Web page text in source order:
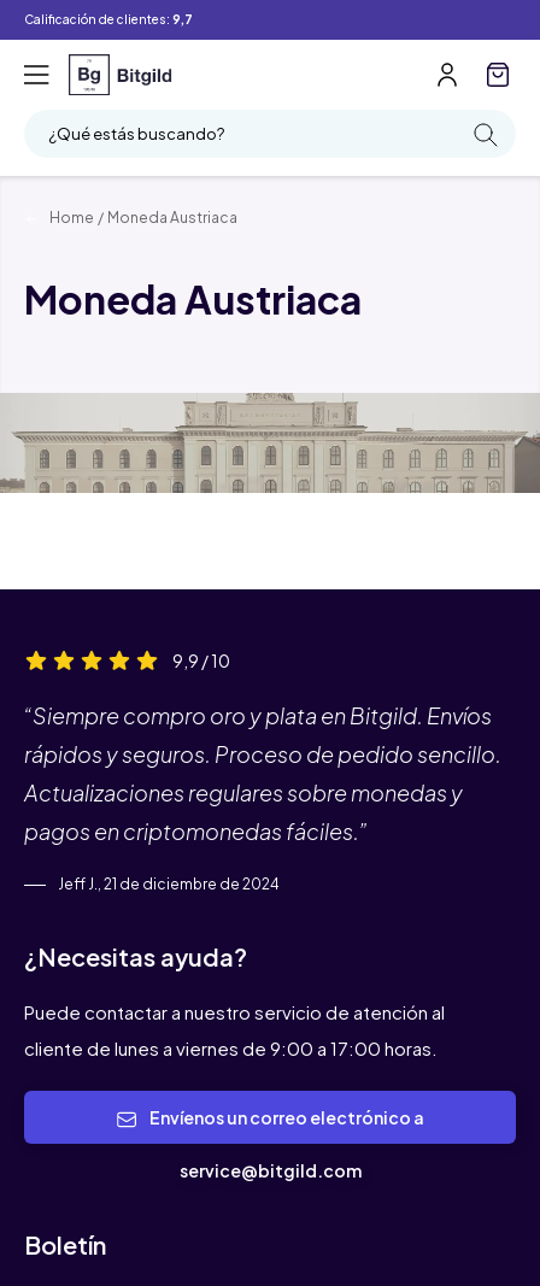
Calificación de clientes: 9,7
¿Qué estás buscando?
Home / Moneda Austriaca
Moneda Austriaca
9,9 / 10
“Siempre compro oro y plata en Bitgild. Envíos
rápidos y seguros. Proceso de pedido sencillo.
Actualizaciones regulares sobre monedas y
pagos en criptomonedas fáciles.”
Jeff J., 21 de diciembre de 2024
¿Necesitas ayuda?
Puede contactar a nuestro servicio de atención al
cliente de lunes a viernes de 9:00 a 17:00 horas.
service@bitgild.com
Boletín